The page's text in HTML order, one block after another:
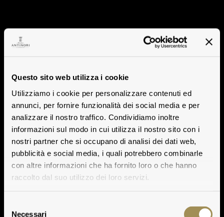
Questo sito web utilizza i cookie
Utilizziamo i cookie per personalizzare contenuti ed
annunci, per fornire funzionalità dei social media e per
analizzare il nostro traffico. Condividiamo inoltre
informazioni sul modo in cui utilizza il nostro sito con i
nostri partner che si occupano di analisi dei dati web,
pubblicità e social media, i quali potrebbero combinarle
con altre informazioni che ha fornito loro o che hanno
raccolto dal suo utilizzo dei loro servizi.
Necessari